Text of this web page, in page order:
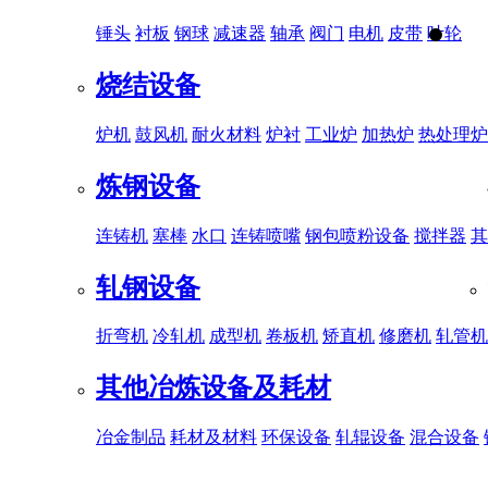
锤头 衬板 钢球 减速器 轴承 阀门 电机 皮带 叶轮
烧结设备
炉机 鼓风机 耐火材料 炉衬 工业炉 加热炉 热处理炉
炼钢设备
连铸机 塞棒 水口 连铸喷嘴 钢包喷粉设备 搅拌器
轧钢设备
折弯机 冷轧机 成型机 卷板机 矫直机 修磨机 轧管机
其他冶炼设备及耗材
冶金制品 耗材及材料 环保设备 轧辊设备 混合设备